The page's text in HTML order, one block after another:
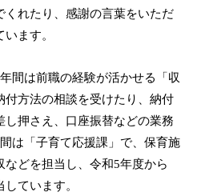
れたり、感謝の言葉をいただ
ます。
間は前職の経験が活かせる「収
方法の相談を受けたり、納付
押さえ、口座振替などの業務
は「子育て応援課」で、保育施
どを担当し、令和5年度から
ています。